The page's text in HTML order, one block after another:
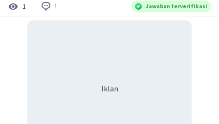
1 1 Jawaban terverifikasi
Iklan